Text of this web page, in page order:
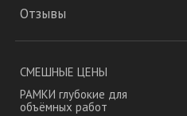
Отзывы
СМЕШНЫЕ ЦЕНЫ
РАМКИ глубокие для
объёмных работ